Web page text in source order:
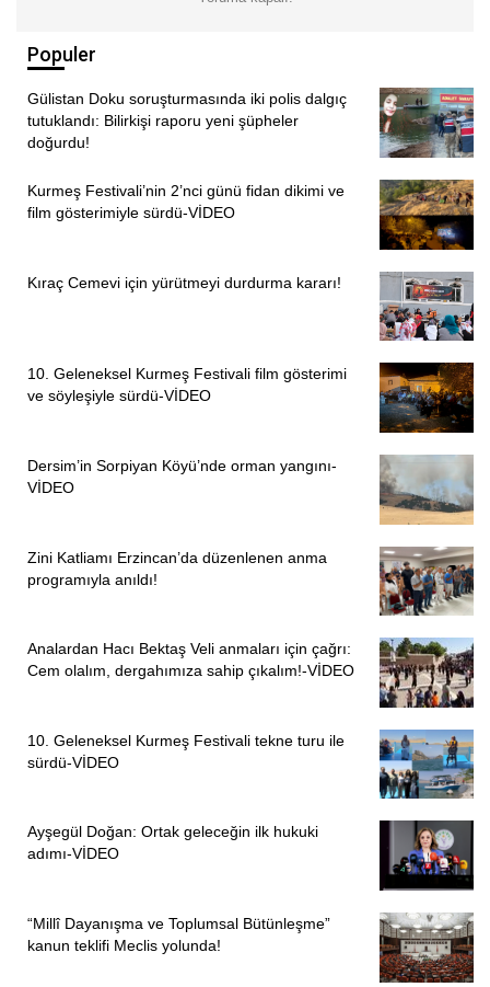
paylaşılmasıyla son buldu.
PİRHA/KAYSERİ
ÖNCEKI 1 4 SONRAKI
Populer
Gülistan Doku soruşturmasında iki polis dalgıç
tutuklandı: Bilirkişi raporu yeni şüpheler
doğurdu!
Kurmeş Festivali’nin 2’nci günü fidan dikimi ve
film gösterimiyle sürdü-VİDEO
Kıraç Cemevi için yürütmeyi durdurma kararı!
10. Geleneksel Kurmeş Festivali film gösterimi
ve söyleşiyle sürdü-VİDEO
Dersim’in Sorpiyan Köyü’nde orman yangını-
VİDEO
Zini Katliamı Erzincan’da düzenlenen anma
programıyla anıldı!
Analardan Hacı Bektaş Veli anmaları için çağrı:
Cem olalım, dergahımıza sahip çıkalım!-VİDEO
10. Geleneksel Kurmeş Festivali tekne turu ile
sürdü-VİDEO
Ayşegül Doğan: Ortak geleceğin ilk hukuki
adımı-VİDEO
“Millî Dayanışma ve Toplumsal Bütünleşme”
kanun teklifi Meclis yolunda!